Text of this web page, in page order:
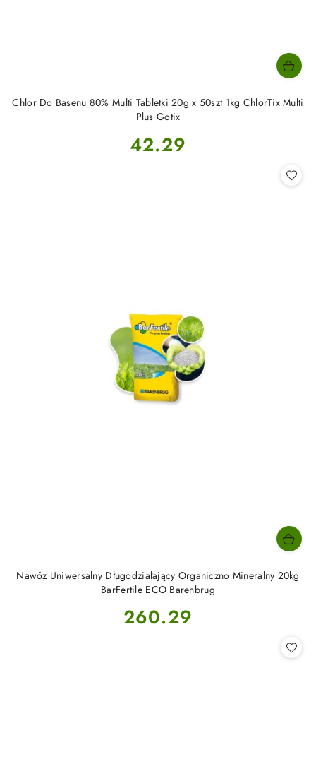
Chlor Do Basenu 80% Multi Tabletki 20g x 50szt 1kg ChlorTix Multi
Plus Gotix
Cena:
42.29
Nawóz Uniwersalny Długodziałający Organiczno Mineralny 20kg
BarFertile ECO Barenbrug
Cena:
260.29